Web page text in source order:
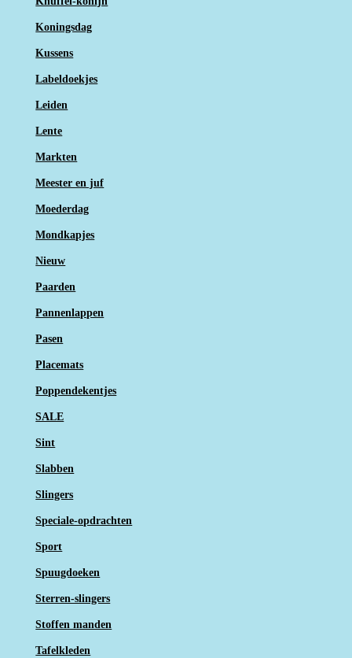
Koningsdag
Kussens
Labeldoekjes
Leiden
Lente
Markten
Meester en juf
Moederdag
Mondkapjes
Nieuw
Paarden
Pannenlappen
Pasen
Placemats
Poppendekentjes
SALE
Sint
Slabben
Slingers
Speciale-opdrachten
Sport
Spuugdoeken
Sterren-slingers
Stoffen manden
Tafelkleden